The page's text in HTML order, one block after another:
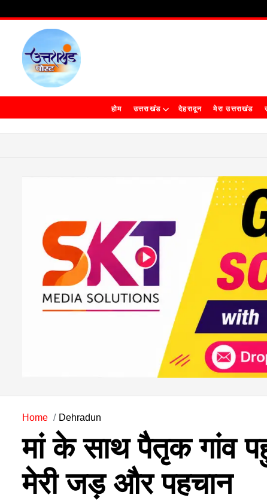
होम उत्तराखंड देहरादून मेरा उत्तराखंड
Home Dehradun
मां के साथ पैतृक गांव
मेरी जड़ और पहचान